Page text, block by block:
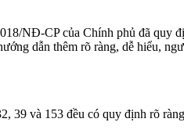
NĐ-CP của Chính phủ đã quy
dẫn thêm rõ ràng, dễ hiểu,
39 và 153 đều có quy định rõ